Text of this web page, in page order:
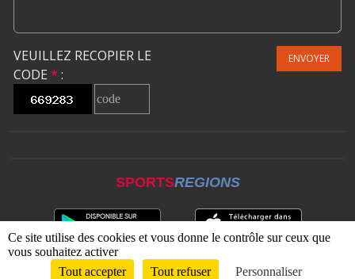
VEUILLEZ RECOPIER LE
CODE * :
ENVOYER
SPORTSREGIONS
Envie de participer ? CONNEXION
Ce site utilise des cookies et vous donne le contrôle sur ceux que
vous souhaitez activer
Tout accepter
Tout refuser Personnaliser